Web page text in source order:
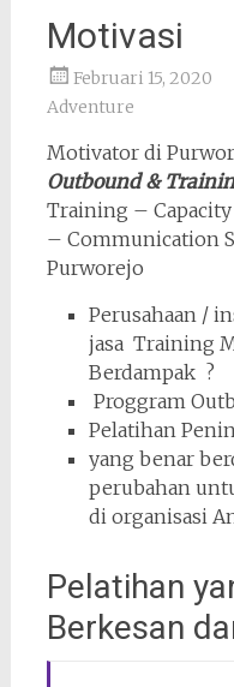
Motivasi
Februari 15, 2020
Adventure
Motivator di
Outbound &
Training –
– Communication
Purworejo
Perusahaan /
jasa Training
Berdampak ?
Proggram
Pelatihan
yang benar
perubahan
di organisasi
Pelatihan
Berkesan